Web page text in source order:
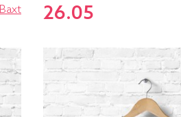
Baxt 26.05